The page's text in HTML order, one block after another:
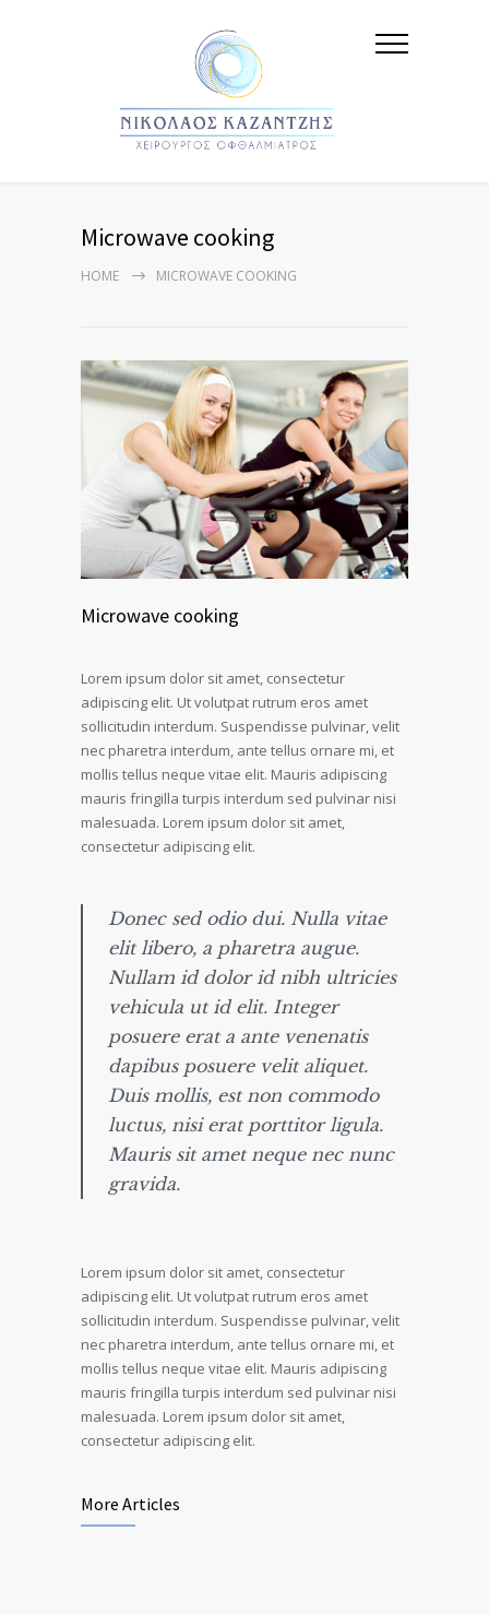
Microwave cooking
HOME MICROWAVE COOKING
Microwave cooking
Lorem ipsum dolor sit amet, consectetur
adipiscing elit. Ut volutpat rutrum eros amet
sollicitudin interdum. Suspendisse pulvinar, velit
nec pharetra interdum, ante tellus ornare mi, et
mollis tellus neque vitae elit. Mauris adipiscing
mauris fringilla turpis interdum sed pulvinar nisi
malesuada. Lorem ipsum dolor sit amet,
consectetur adipiscing elit.
Donec sed odio dui. Nulla vitae
elit libero, a pharetra augue.
Nullam id dolor id nibh ultricies
vehicula ut id elit. Integer
posuere erat a ante venenatis
dapibus posuere velit aliquet.
Duis mollis, est non commodo
luctus, nisi erat porttitor ligula.
Mauris sit amet neque nec nunc
gravida.
Lorem ipsum dolor sit amet, consectetur
adipiscing elit. Ut volutpat rutrum eros amet
sollicitudin interdum. Suspendisse pulvinar, velit
nec pharetra interdum, ante tellus ornare mi, et
mollis tellus neque vitae elit. Mauris adipiscing
mauris fringilla turpis interdum sed pulvinar nisi
malesuada. Lorem ipsum dolor sit amet,
consectetur adipiscing elit.
More Articles